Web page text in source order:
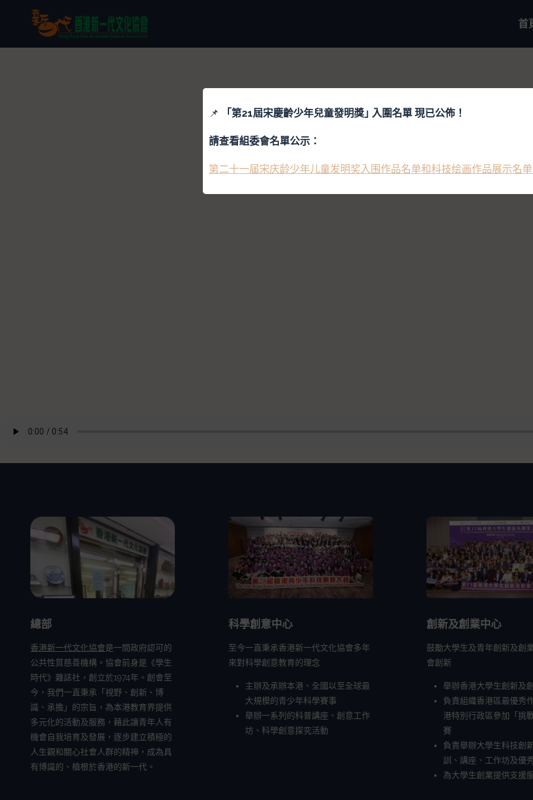
首
總部
香港新一代文化協會是一間政府認可的
公共性質慈善機構。協會前身是《學生
時代》雜誌社，創立於1974年。創會至
今，我們一直秉承「視野、創新、博
識、承擔」的宗旨，為本港教育界提供
多元化的活動及服務，藉此讓青年人有
機會自我培育及發展，逐步建立積極的
人生觀和關心社會人群的精神，成為具
有博識的、植根於香港的新一代。
科學創意中心
至今一直秉承香港新一代文化協會多年
來對科學創意教育的理念
主辦及承辦本港、全國以至全球最
大規模的青少年科學賽事
舉辦一系列的科普講座、創意工作
坊、科學創意探究活動
創新及創業中心
鼓勵大學生及青年創新及創
會創新
舉辦香港大學生創新及
負責組織香港區最優秀
港特別行政區參加「挑
賽
負責舉辦大學生科技創
訓、講座、工作坊及優
為大學生創業提供支援
📌 「第21屆宋慶齡少年兒童發明獎｣ 入圍名單 現已公佈！
請查看組委會名單公示：
第二十一届宋庆龄少年儿童发明奖入围作品名单和科技绘画作品展示名